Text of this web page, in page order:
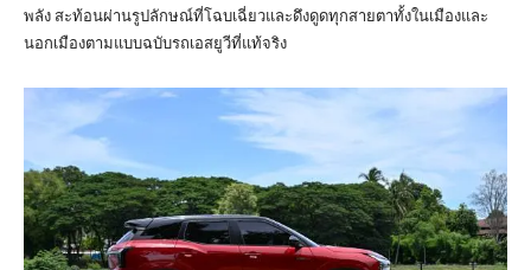
พลัง สะท้อนผ่านรูปลักษณ์ที่โฉบเฉี่ยวและดึงดูดทุกสายตาทั้งในเมืองและ
นอกเมืองตามแบบฉบับรถเอสยูวีที่แท้จริง